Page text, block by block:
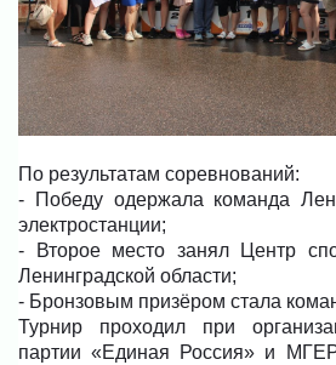
По результатам соревнований:
- Победу одержала команда
электростанции;
- Второе место занял Центр
Ленинградской области;
- Бронзовым призёром стала
Турнир проходил при
партии «Единая Россия» и